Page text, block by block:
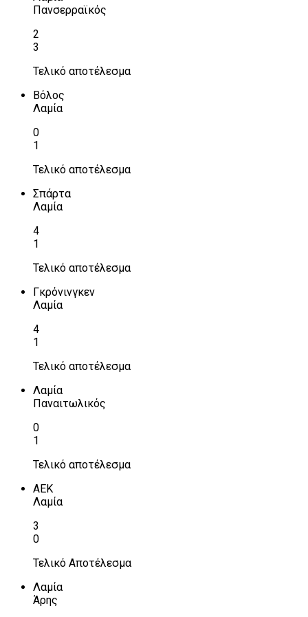
Πανσερραϊκός
2
3
Τελικό αποτέλεσμα
Βόλος
Λαμία
0
1
Τελικό αποτέλεσμα
Σπάρτα
Λαμία
4
1
Τελικό αποτέλεσμα
Γκρόνινγκεν
Λαμία
4
1
Τελικό αποτέλεσμα
Λαμία
Παναιτωλικός
0
1
Τελικό αποτέλεσμα
ΑΕΚ
Λαμία
3
0
Τελικό Αποτέλεσμα
Λαμία
Άρης